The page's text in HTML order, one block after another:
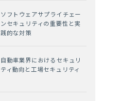
ソフトウェアサプライチェー
ンセキュリティの重要性と実
践的な対策
自動車業界におけるセキュリ
ティ動向と工場セキュリティ